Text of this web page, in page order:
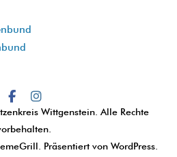
Wittgenstein . Alle Rechte
Präsentiert von WordPress